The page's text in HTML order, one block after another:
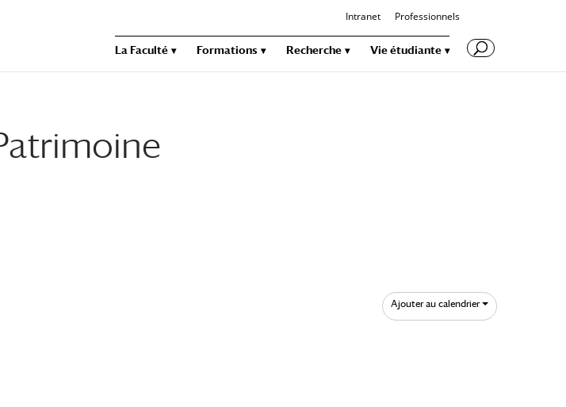
Intranet Professionnels
La Faculté Formations Recherche Vie étudiante
Ajouter au calendrier